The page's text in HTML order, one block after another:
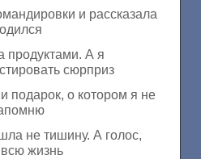
и рассказала
продуктами. А я
сюрприз
подарок, о котором я не
не тишину. А голос,
жизнь